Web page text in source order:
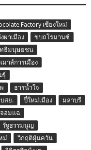
Factory เชียงใหม่
ผาเมือง
ขบถโรมานซ์
ธิมนุษยชน
มาส์การเมือง
ธุ์
ธารน้ำใจ
บสย. ปี๋ใหม่เมือง
มลาบรี
อมแฉ
รัฐธรรมนูญ
ม่
วิกฤติฝุ่นควัน